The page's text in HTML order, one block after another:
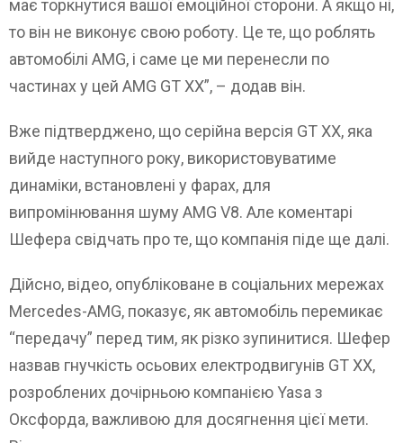
має торкнутися вашої емоційної сторони. А якщо ні,
то він не виконує свою роботу. Це те, що роблять
автомобілі AMG, і саме це ми перенесли по
частинах у цей AMG GT XX”, – додав він.
Вже підтверджено, що серійна версія GT XX, яка
вийде наступного року, використовуватиме
динаміки, встановлені у фарах, для
випромінювання шуму AMG V8. Але коментарі
Шефера свідчать про те, що компанія піде ще далі.
Дійсно, відео, опубліковане в соціальних мережах
Mercedes-AMG, показує, як автомобіль перемикає
“передачу” перед тим, як різко зупинитися. Шефер
назвав гнучкість осьових електродвигунів GT XX,
розроблених дочірньою компанією Yasa з
Оксфорда, важливою для досягнення цієї мети.